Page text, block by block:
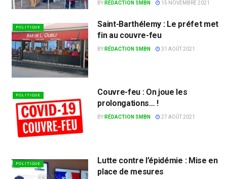
BY RÉDACTION SMBN 15 NOVEMBRE 2021
POLITIQUE
Saint-Barthélemy : Le préfet met
fin au couvre-feu
BY RÉDACTION SMBN 31 AOÛT 2021
POLITIQUE
Couvre-feu : On joue les
prolongations… !
BY RÉDACTION SMBN 27 AOÛT 2021
POLITIQUE
Lutte contre l’épidémie : Mise en
place de mesures